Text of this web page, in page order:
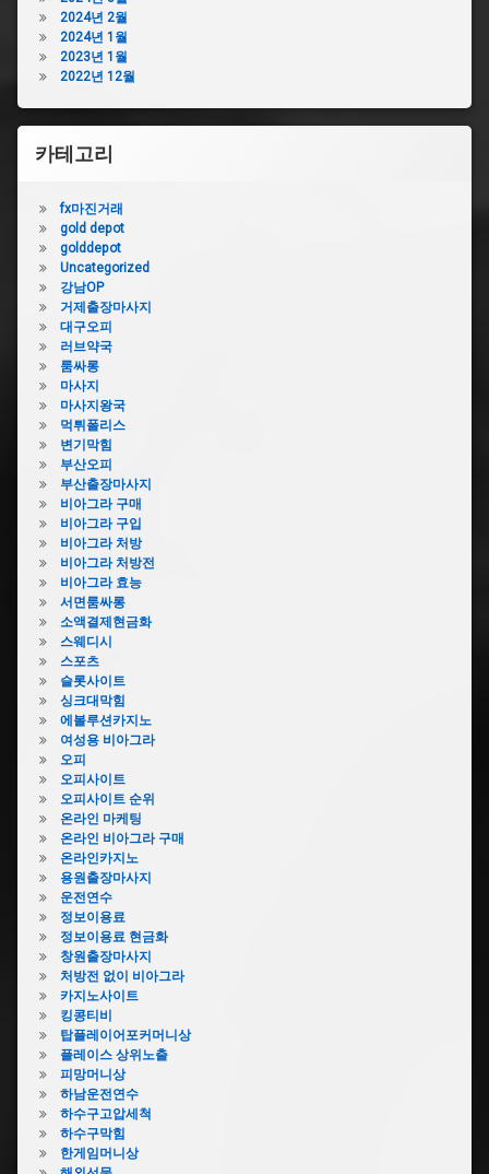
2024년 2월
2024년 1월
2023년 1월
2022년 12월
카테고리
fx마진거래
gold depot
golddepot
Uncategorized
강남OP
거제출장마사지
대구오피
러브약국
룸싸롱
마사지
마사지왕국
먹튀폴리스
변기막힘
부산오피
부산출장마사지
비아그라 구매
비아그라 구입
비아그라 처방
비아그라 처방전
비아그라 효능
서면룸싸롱
소액결제현금화
스웨디시
스포츠
슬롯사이트
싱크대막힘
에볼루션카지노
여성용 비아그라
오피
오피사이트
오피사이트 순위
온라인 마케팅
온라인 비아그라 구매
온라인카지노
용원출장마사지
운전연수
정보이용료
정보이용료 현금화
창원출장마사지
처방전 없이 비아그라
카지노사이트
킹콩티비
탑플레이어포커머니상
플레이스 상위노출
피망머니상
하남운전연수
하수구고압세척
하수구막힘
한게임머니상